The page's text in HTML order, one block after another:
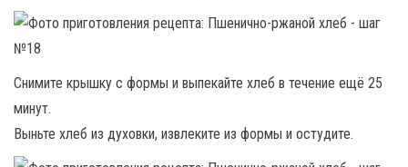
Снимите крышку с формы и выпекайте хлеб в течение ещё 25
минут.
Выньте хлеб из духовки, извлеките из формы и остудите.